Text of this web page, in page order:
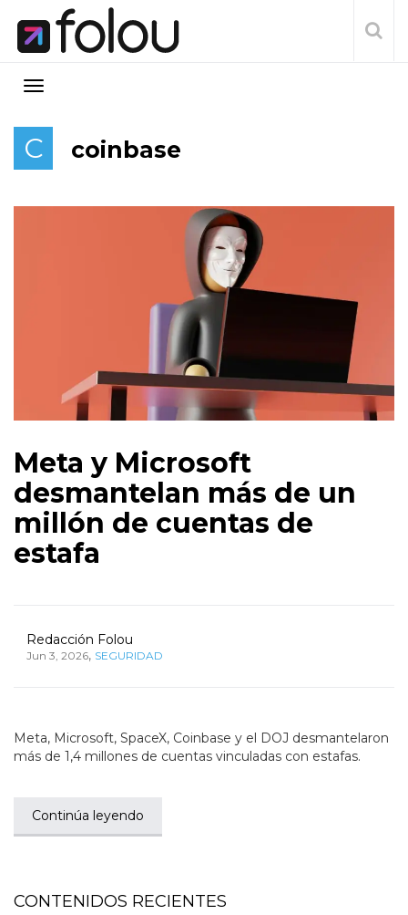
C coinbase
Meta y Microsoft
desmantelan más de un
millón de cuentas de
estafa
Redacción Folou
Jun 3, 2026, SEGURIDAD
Meta, Microsoft, SpaceX, Coinbase y el DOJ desmantelaron
más de 1,4 millones de cuentas vinculadas con estafas.
Continúa leyendo
CONTENIDOS RECIENTES